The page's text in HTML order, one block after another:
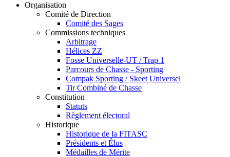
Organisation
Comité de Direction
Comité des Sages
Commissions techniques
Arbitrage
Hélices ZZ
Fosse Universelle-UT / Trap 1
Parcours de Chasse - Sporting
Compak Sporting / Skeet Universel
Tir Combiné de Chasse
Constitution
Statuts
Règlement électoral
Historique
Historique de la FITASC
Présidents et Élus
Médailles de Mérite